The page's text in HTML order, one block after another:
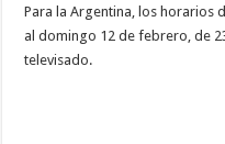
Para la Argentina, los horarios
al domingo 12 de febrero, de
televisado.